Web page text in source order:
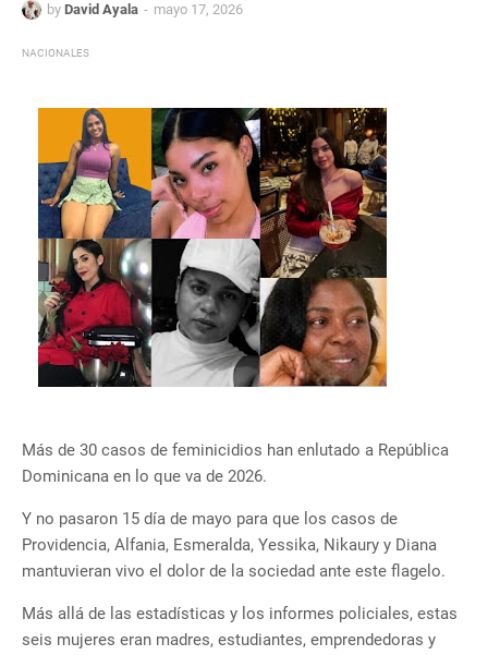
by David Ayala mayo 17, 2026
NACIONALES
Más de 30 casos de feminicidios han enlutado a República
Dominicana en lo que va de 2026.
Y no pasaron 15 día de mayo para que los casos de
Providencia, Alfania, Esmeralda, Yessika, Nikaury y Diana
mantuvieran vivo el dolor de la sociedad ante este flagelo.
Más allá de las estadísticas y los informes policiales, estas
seis mujeres eran madres, estudiantes, emprendedoras y